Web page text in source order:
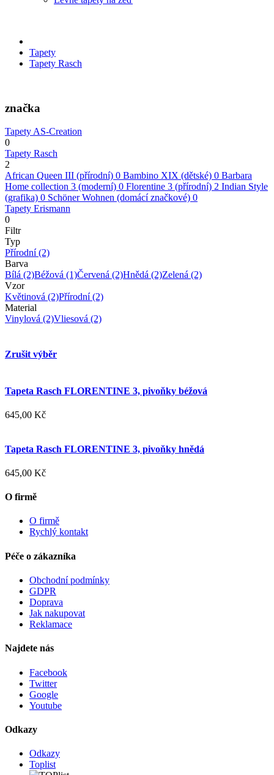
Tapety
Tapety Rasch
značka
Tapety AS-Creation
0
Tapety Rasch
2
African Queen III (přírodní) 0 Bambino XIX (dětské) 0 Barbara
Home collection 3 (moderní) 0 Florentine 3 (přírodní) 2 Indian Style
(grafika) 0 Schöner Wohnen (domácí značkové) 0
Tapety Erismann
0
Filtr
Typ
Přírodní(2)
Barva
Bílá (2)Béžová (1)Červená (2)Hnědá (2)Zelená (2)
Vzor
Květinová (2)Přírodní(2)
Material
Vinylová (2)Vliesová (2)
Zrušit výběr
Tapeta Rasch FLORENTINE 3, pivoňky béžová
645,00 Kč
Tapeta Rasch FLORENTINE 3, pivoňky hnědá
645,00 Kč
O firmě
O firmě
Rychlý kontakt
Péče o zákazníka
Obchodní podmínky
GDPR
Doprava
Jak nakupovat
Reklamace
Najdete nás
Facebook
Twitter
Google
Youtube
Odkazy
Odkazy
Toplist